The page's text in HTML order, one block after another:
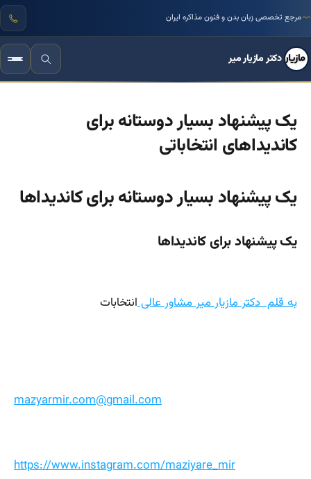
مرجع تخصصی زبان بدن و فنون مذاکره ایران
دکتر مازیار میر
یک پیشنهاد بسیار دوستانه برای
کاندیداهای انتخاباتی
یک پیشنهاد بسیار دوستانه برای کاندیداها
یک پیشنهاد برای کاندیداها
به قلم دکتر مازیار میر مشاور عالیانتخابات
mazyarmir.com@gmail.com
https://www.instagram.com/maziyare_mir